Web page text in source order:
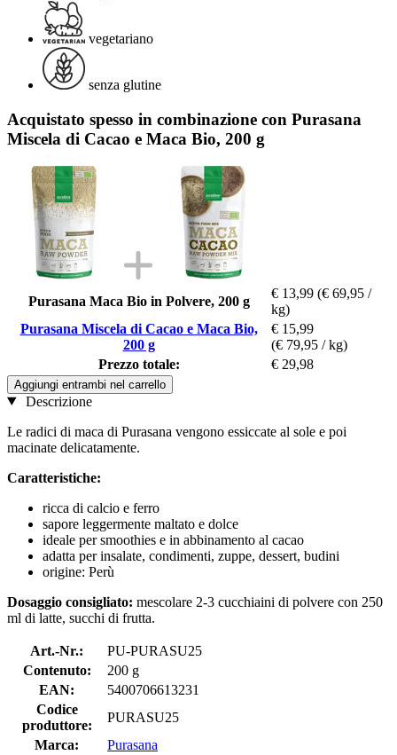
vegetariano
senza glutine
Acquistato spesso in combinazione con Purasana
Miscela di Cacao e Maca Bio, 200 g
Purasana Maca Bio in Polvere, 200 g
€ 13,99 (€ 69,95 /
kg)
Purasana Miscela di Cacao e Maca Bio,
200 g
€ 15,99
(€ 79,95 / kg)
Prezzo totale:
€ 29,98
Aggiungi entrambi nel carrello
Descrizione
Le radici di maca di Purasana vengono essiccate al sole e poi
macinate delicatamente.
Caratteristiche:
ricca di calcio e ferro
sapore leggermente maltato e dolce
ideale per smoothies e in abbinamento al cacao
adatta per insalate, condimenti, zuppe, dessert, budini
origine: Perù
Dosaggio consigliato: mescolare 2-3 cucchiaini di polvere con 250
ml di latte, succhi di frutta.
Art.-Nr.:
PU-PURASU25
Contenuto:
200 g
EAN:
5400706613231
Codice
produttore:
PURASU25
Marca:
Purasana